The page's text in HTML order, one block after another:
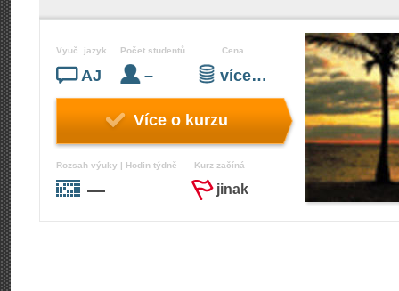
Vyuč. jazyk
AJ
Počet studentů
–
Cena
více…
Více o kurzu
Rozsah výuky | Hodin týdně
—
Kurz začíná
jinak